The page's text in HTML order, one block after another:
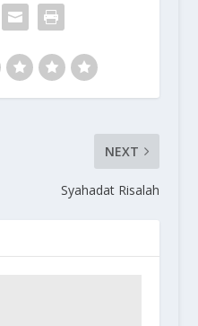
NEXT
Syahadat Risalah